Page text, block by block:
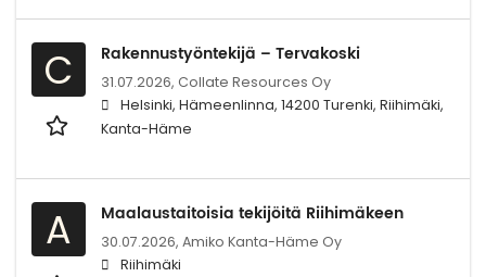
C Rakennustyöntekijä – Tervakoski
31.07.2026, Collate Resources Oy
Helsinki, Hämeenlinna, 14200 Turenki, Riihimäki,
Kanta-Häme
A Maalaustaitoisia tekijöitä Riihimäkeen
30.07.2026, Amiko Kanta-Häme Oy
Riihimäki